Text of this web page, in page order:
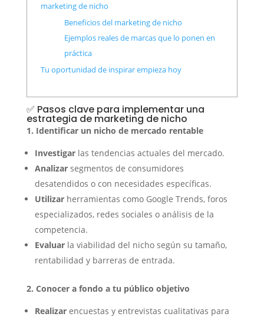
marketing de nicho
Beneficios del marketing de nicho
Ejemplos reales de marcas que lo ponen en
práctica
Tu oportunidad de inspirar empieza hoy
✅ Pasos clave para implementar una
estrategia de marketing de nicho
1. Identificar un nicho de mercado rentable
Investigarlas tendencias actuales del mercado.
Analizarsegmentos de consumidores
desatendidos o con necesidades específicas.
Utilizarherramientas como Google Trends, foros
especializados, redes sociales o análisis de la
competencia.
Evaluarla viabilidad del nicho según su tamaño,
rentabilidad y barreras de entrada.
2. Conocer a fondo a tu público objetivo
Realizarencuestas y entrevistas cualitativas para